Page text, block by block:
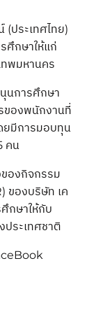
(ประเทศไทย)
ศึกษาให้แก่
พมหานคร
นการศึกษา
ของพนักงานที่
ยมีการมอบทุน
คน
องกิจกรรม
ของบริษัท เค
ศึกษาให้กับ
ระเทศชาติ